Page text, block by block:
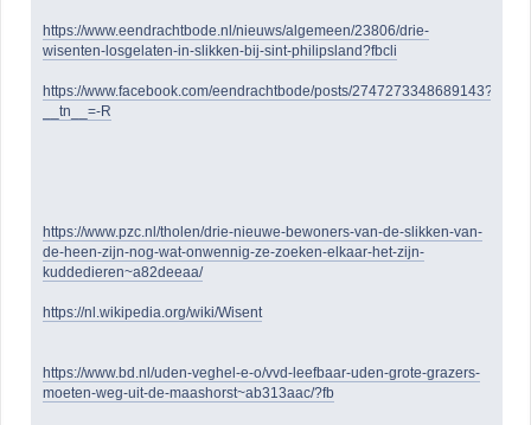
https://www.eendrachtbode.nl/nieuws/algemeen/23806/drie-
wisenten-losgelaten-in-slikken-bij-sint-philipsland?fbcli
https://www.facebook.com/eendrachtbode/posts/2747273348689143?
__tn__=-R
https://www.pzc.nl/tholen/drie-nieuwe-bewoners-van-de-slikken-van-
de-heen-zijn-nog-wat-onwennig-ze-zoeken-elkaar-het-zijn-
kuddedieren~a82deeaa/
https://nl.wikipedia.org/wiki/Wisent
https://www.bd.nl/uden-veghel-e-o/vvd-leefbaar-uden-grote-grazers-
moeten-weg-uit-de-maashorst~ab313aac/?fb